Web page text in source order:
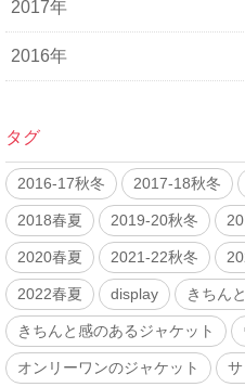
2017年
2016年
タグ
2016-17秋冬 2017-18秋冬
2018春夏 2019-20秋冬
2020春夏 2021-22秋冬
2022春夏 display きちん
きちんと感のあるジャケット
オンリーワンのジャケット